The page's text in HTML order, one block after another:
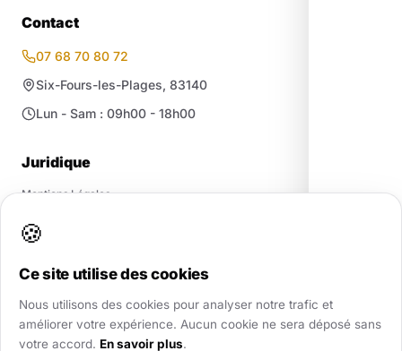
Contact
07 68 70 80 72
Six-Fours-les-Plages, 83140
Lun - Sam : 09h00 - 18h00
Juridique
Mentions Légales
CGV
Plan du site
🍪
Ce site utilise des cookies
Nous utilisons des cookies pour analyser notre trafic et
améliorer votre expérience. Aucun cookie ne sera déposé sans
votre accord. En savoir plus.